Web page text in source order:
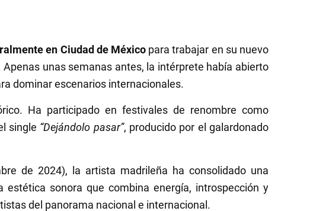
en Ciudad de México para trabajar en su nuevo
unas semanas antes, la intérprete había abierto
dominar escenarios internacionales.
Ha participado en festivales de renombre como
single “Dejándolo pasar”, producido por el galardonado
de 2024), la artista madrileña ha consolidado una
sonora que combina energía, introspección y
del panorama nacional e internacional.